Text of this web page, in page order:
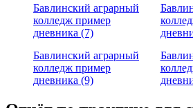
Бавлинский аграрный
колледж пример
дневника (7)
Бавлинский аграрный
колледж пример
дневника (9)